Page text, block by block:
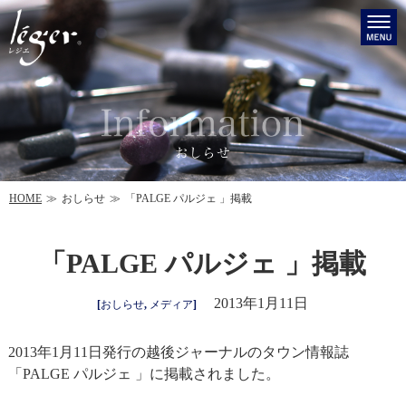
HOME おしらせ 「PALGE パルジェ 」掲載
「PALGE パルジェ 」掲載
[おしらせ, メディア] 2013年1月11日
2013年1月11日発行の越後ジャーナルのタウン情報誌
「PALGE パルジェ 」に掲載されました。